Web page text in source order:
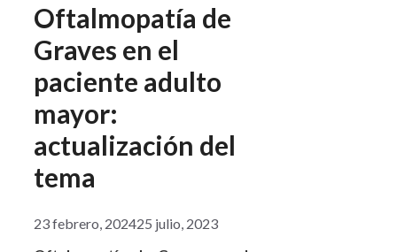
Oftalmopatía de
Graves en el
paciente adulto
mayor:
actualización del
tema
23 febrero, 202425 julio, 2023